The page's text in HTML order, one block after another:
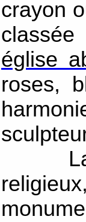
crayon
église
roses,
La